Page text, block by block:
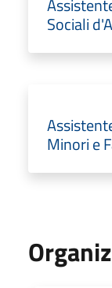
Sociali
Minori e